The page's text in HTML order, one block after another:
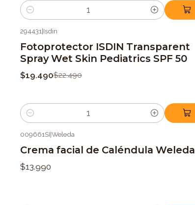
Cantidad
294431|Isdin
Fotoprotector ISDIN Transparent
Spray Wet Skin Pediatrics SPF 50
$19.490$22.490
Cantidad
009661SI|Weleda
Crema facial de Caléndula Weleda
$13.990